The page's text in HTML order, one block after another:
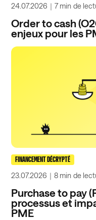
24.07.2026 ｜7 min de
Order to cash
enjeux pour les
FINANCEMENT DÉCRYPTÉ
23.07.2026 ｜8 min de
Purchase to pay
processus et
PME